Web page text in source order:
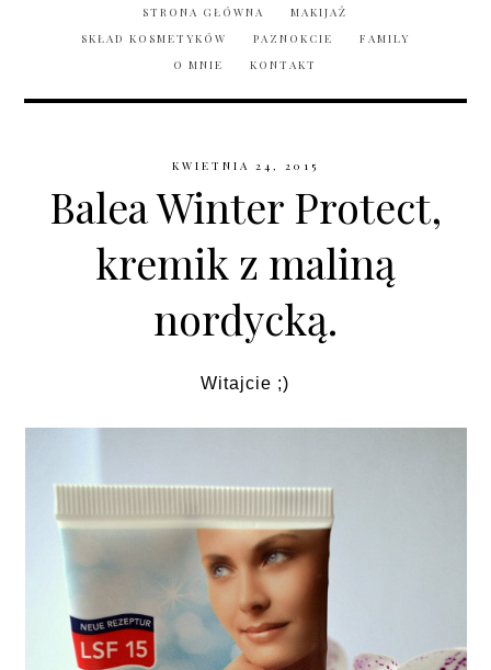
STRONA GŁÓWNA
MAKIJAŻ
SKŁAD KOSMETYKÓW
PAZNOKCIE
FAMILY
O MNIE
KONTAKT
KWIETNIA 24, 2015
Balea Winter Protect,
kremik z maliną
nordycką.
Witajcie ;)